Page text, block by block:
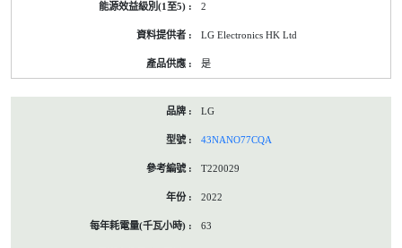
2
LG Electronics HK Ltd
是
LG
43NANO77CQA
T220029
2022
63